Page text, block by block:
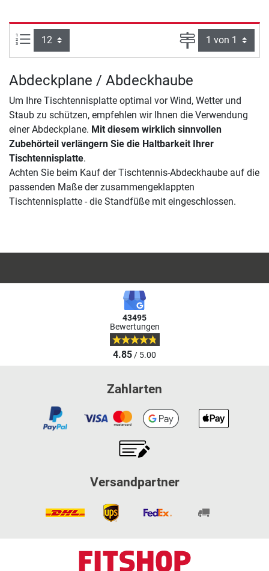
Artikel pro Seite: Seite
Abdeckplane / Abdeckhaube
Um Ihre Tischtennisplatte optimal vor Wind, Wetter und
Staub zu schützen, empfehlen wir Ihnen die Verwendung
einer Abdeckplane. Mit diesem wirklich sinnvollen
Zubehörteil verlängern Sie die Haltbarkeit Ihrer
Tischtennisplatte.
Achten Sie beim Kauf der Tischtennis-Abdeckhaube auf die
passenden Maße der zusammengeklappten
Tischtennisplatte - die Standfüße mit eingeschlossen.
43495
Bewertungen
4.85/ 5.00
Zahlarten
Versandpartner